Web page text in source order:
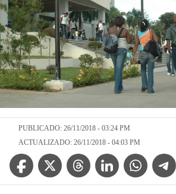
PUBLICADO: 26/11/2018 - 03:24 PM
ACTUALIZADO: 26/11/2018 - 04:03 PM
Facebook IconTwitter IconThreads IconLinkedin Icon
WhatsApp